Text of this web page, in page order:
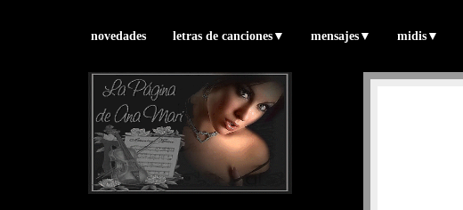
novedades letras de canciones▼ mensajes▼ midis▼